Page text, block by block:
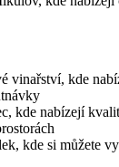
vinařství, kde
kde nabízejí
kde si můžete